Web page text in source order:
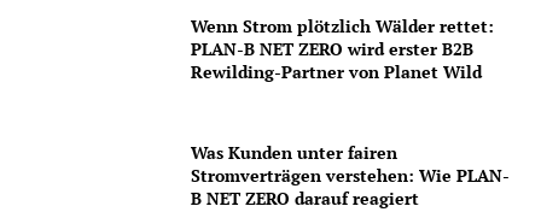
Wenn Strom plötzlich Wälder rettet:
PLAN-B NET ZERO wird erster B2B
Rewilding-Partner von Planet Wild
Was Kunden unter fairen
Stromverträgen verstehen: Wie PLAN-
B NET ZERO darauf reagiert